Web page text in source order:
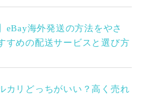
eBay海外発送の方法をやさ
すめの配送サービスと選び方
カリどっちがいい？高く売れ